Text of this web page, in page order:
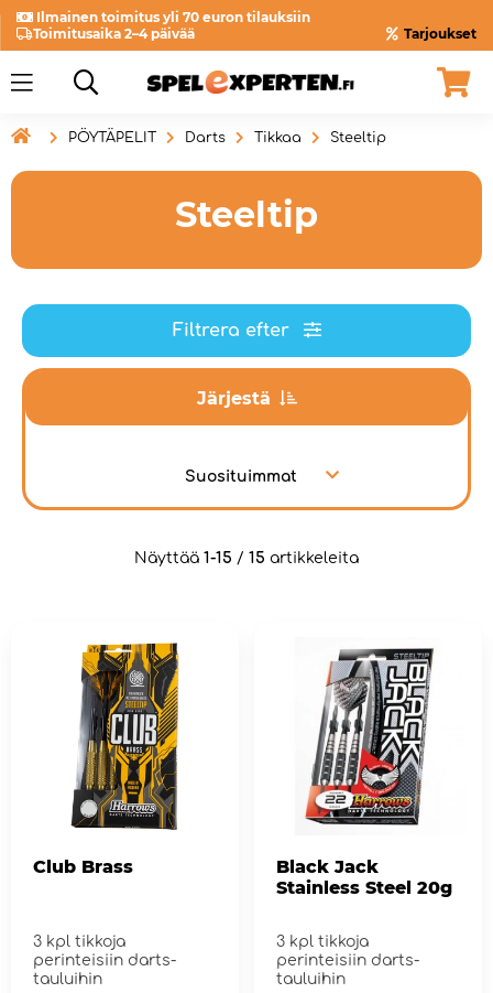
Ilmainen toimitus yli 70 euron tilauksiin
Toimitusaika 2–4 päivää
Tarjoukset
 PÖYTÄPELIT Darts Tikkaa Steeltip
Steeltip
Filtrera efter
Järjestä
Suosituimmat
Näyttää 1-15 / 15 artikkeleita
Club Brass
3 kpl tikkoja
perinteisiin darts-
tauluihin
Black Jack
Stainless Steel 20g
3 kpl tikkoja
perinteisiin darts-
tauluihin